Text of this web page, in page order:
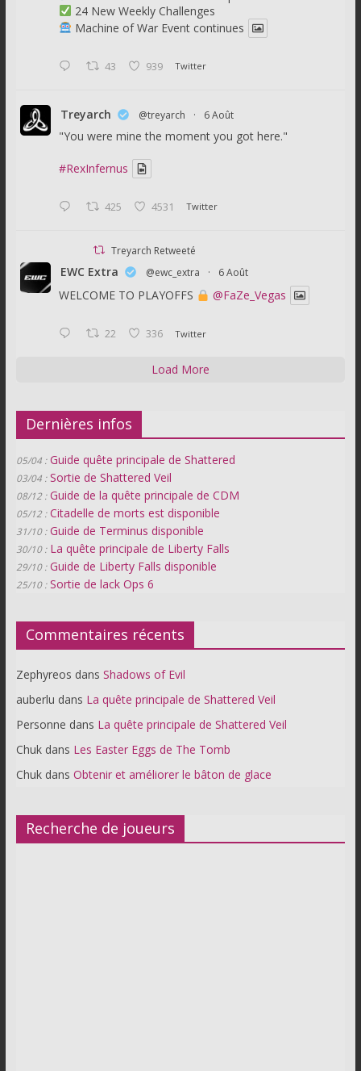
24 New Weekly Challenges
Machine of War Event continues
43 939 Twitter
Treyarch @treyarch · 6 Août
"You were mine the moment you got here."
#RexInfernus
425 4531 Twitter
Treyarch Retweeté
EWC Extra @ewc_extra · 6 Août
WELCOME TO PLAYOFFS @FaZe_Vegas
22 336 Twitter
Load More
Dernières infos
05/04 : Guide quête principale de Shattered
03/04 : Sortie de Shattered Veil
08/12 : Guide de la quête principale de CDM
05/12 : Citadelle de morts est disponible
31/10 : Guide de Terminus disponible
30/10 : La quête principale de Liberty Falls
29/10 : Guide de Liberty Falls disponible
25/10 : Sortie de lack Ops 6
Commentaires récents
Zephyreos dans Shadows of Evil
auberlu dans La quête principale de Shattered Veil
Personne dans La quête principale de Shattered Veil
Chukdans Les Easter Eggs de The Tomb
Chukdans Obtenir et améliorer le bâton de glace
Recherche de joueurs